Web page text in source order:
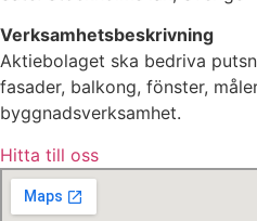
Verksamhetsbeskrivning
Aktiebolaget ska bedriva
fasader, balkong, fönster,
byggnadsverksamhet.
Hitta till oss